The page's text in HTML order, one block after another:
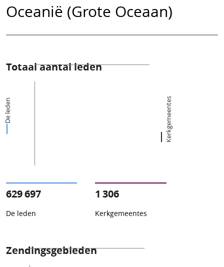
Oceanië (Grote Oceaan)
Totaal aantal leden
De leden Kerkgemeentes
629 697
De leden
1 306
Kerkgemeentes
Zendingsgebieden